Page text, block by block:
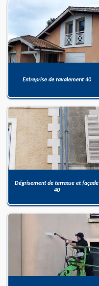
Entreprise de ravalement 40
Dégrisement de terrasse et façade
40